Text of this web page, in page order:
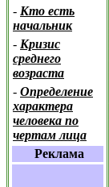
- Кто есть
начальник
- Кризис
среднего
возраста
- Определение
характера
человека по
чертам лица
Реклама